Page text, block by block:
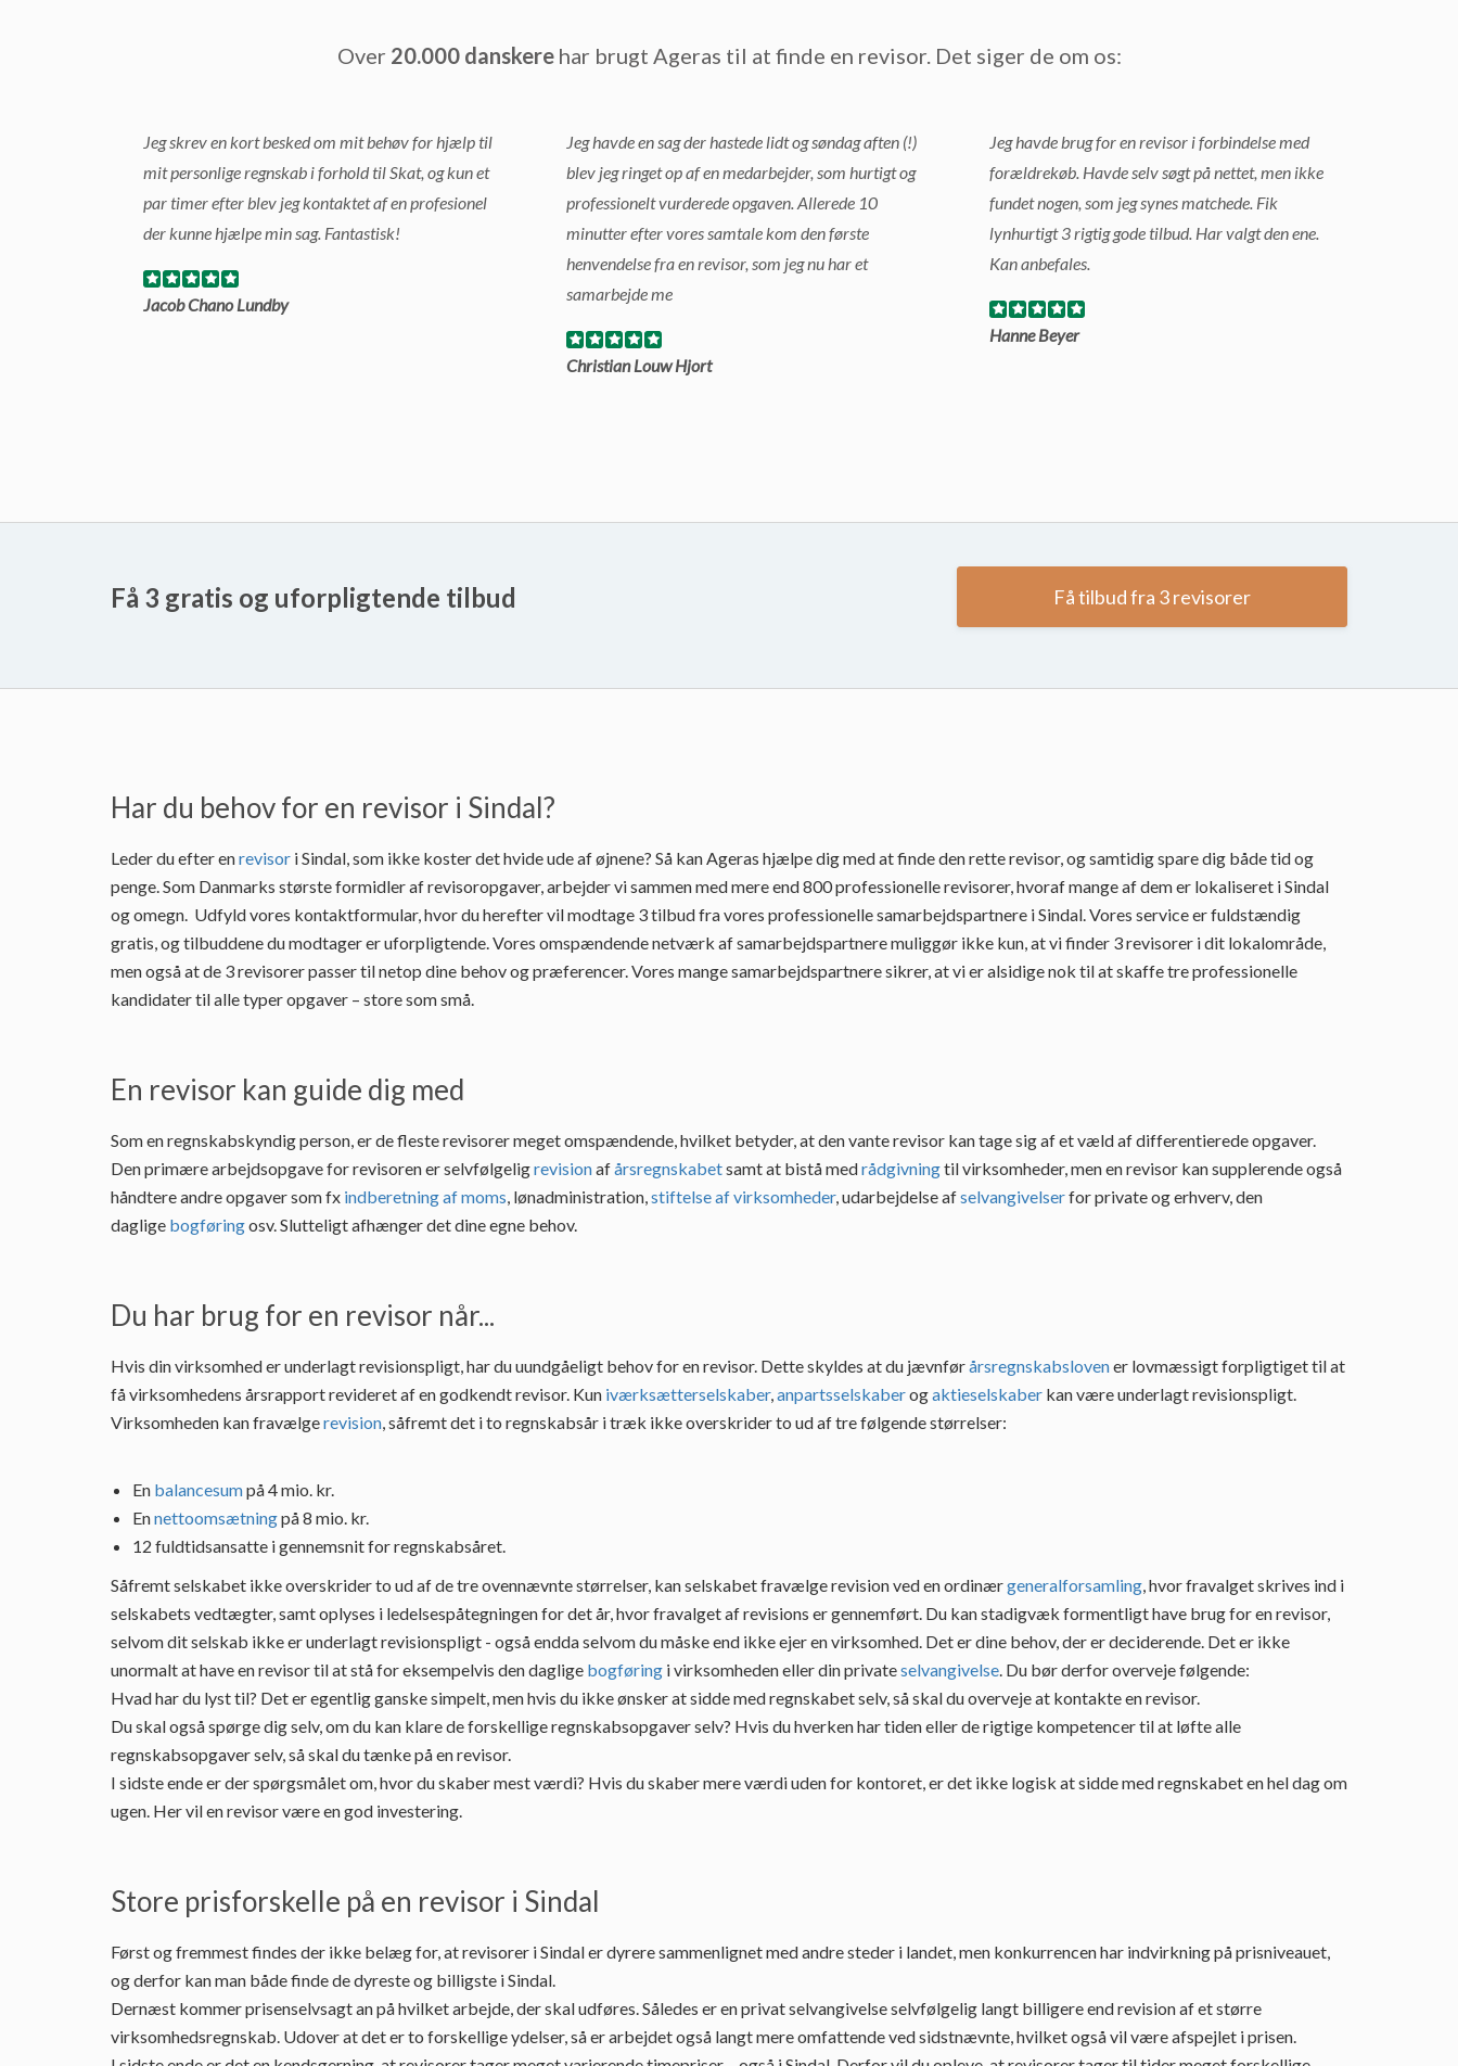
Over 20.000 danskerehar brugt Ageras til at finde en revisor. Det siger de om os:
Jeg skrev en kort besked om mit behøv for hjælp til
mit personlige regnskab i forhold til Skat, og kun et
par timer efter blev jeg kontaktet af en profesionel
der kunne hjælpe min sag. Fantastisk!
Jacob Chano Lundby
Jeg havde en sag der hastede lidt og søndag aften (!)
blev jeg ringet op af en medarbejder, som hurtigt og
professionelt vurderede opgaven. Allerede 10
minutter efter vores samtale kom den første
henvendelse fra en revisor, som jeg nu har et
samarbejde me
Christian Louw Hjort
Jeg havde brug for en revisor i forbindelse med
forældrekøb. Havde selv søgt på nettet, men ikke
fundet nogen, som jeg synes matchede. Fik
lynhurtigt 3 rigtig gode tilbud. Har valgt den ene.
Kan anbefales.
Hanne Beyer
Få 3 gratis og uforpligtende tilbud Få tilbud fra 3 revisorer
Har du behov for en revisor i Sindal?
Leder du efter enrevisor i Sindal, som ikke koster det hvide ude af øjnene? Så kan Ageras hjælpe dig med at finde den rette revisor, og samtidig spare dig både tid og
penge. Som Danmarks største formidler af revisoropgaver, arbejder vi sammen med mere end 800 professionelle revisorer, hvoraf mange af dem er lokaliseret i Sindal
og omegn. Udfyld vores kontaktformular, hvor du herefter vil modtage 3 tilbud fra vores professionelle samarbejdspartnere i Sindal. Vores service er fuldstændig
gratis, og tilbuddene du modtager er uforpligtende. Vores omspændende netværk af samarbejdspartnere muliggør ikke kun, at vi finder 3 revisorer i dit lokalområde,
men også at de 3 revisorer passer til netop dine behov og præferencer. Vores mange samarbejdspartnere sikrer, at vi er alsidige nok til at skaffe tre professionelle
kandidater til alle typer opgaver – store som små.
En revisor kan guide dig med
Som en regnskabskyndig person, er de fleste revisorer meget omspændende, hvilket betyder, at den vante revisor kan tage sig af et væld af differentierede opgaver.
Den primære arbejdsopgave for revisoren er selvfølgeligrevisionafårsregnskabetsamt at bistå medrådgivningtil virksomheder, men en revisor kan supplerende også
håndtere andre opgaver som fx indberetning af moms, lønadministration,stiftelse af virksomheder, udarbejdelse afselvangivelserfor private og erhverv, den
daglige bogføringosv. Slutteligt afhænger det dine egne behov.
Du har brug for en revisor når...
Hvis din virksomhed er underlagt revisionspligt, har du uundgåeligt behov for en revisor. Dette skyldes at du jævnførårsregnskabslovener lovmæssigt forpligtiget til at
få virksomhedens årsrapport revideret af en godkendt revisor. Kun iværksætterselskaber,anpartsselskaberogaktieselskaber kan være underlagt revisionspligt.
Virksomheden kan fravælgerevision, såfremt det i to regnskabsår i træk ikke overskrider to ud af tre følgende størrelser:
En balancesumpå 4 mio. kr.
Ennettoomsætningpå 8 mio. kr.
12 fuldtidsansatte i gennemsnit for regnskabsåret.
Såfremt selskabet ikke overskrider to ud af de tre ovennævnte størrelser, kan selskabet fravælge revision ved en ordinærgeneralforsamling, hvor fravalget skrives ind i
selskabets vedtægter, samt oplyses i ledelsespåtegningen for det år, hvor fravalget af revisions er gennemført. Du kan stadigvæk formentligt have brug for en revisor,
selvom dit selskab ikke er underlagt revisionspligt - også endda selvom du måske end ikke ejer en virksomhed. Det er dine behov, der er deciderende. Det er ikke
unormalt at have en revisor til at stå for eksempelvis den daglige bogføring i virksomheden eller din privateselvangivelse. Du bør derfor overveje følgende:
Hvad har du lyst til? Det er egentlig ganske simpelt, men hvis du ikke ønsker at sidde med regnskabet selv, så skal du overveje at kontakte en revisor.
Du skal også spørge dig selv, om du kan klare de forskellige regnskabsopgaver selv? Hvis du hverken har tiden eller de rigtige kompetencer til at løfte alle
regnskabsopgaver selv, så skal du tænke på en revisor.
I sidste ende er der spørgsmålet om, hvor du skaber mest værdi? Hvis du skaber mere værdi uden for kontoret, er det ikke logisk at sidde med regnskabet en hel dag om
ugen. Her vil en revisor være en god investering.
Store prisforskelle på en revisor i Sindal
Først og fremmest findes der ikke belæg for, at revisorer i Sindal er dyrere sammenlignet med andre steder i landet, men konkurrencen har indvirkning på prisniveauet,
og derfor kan man både finde de dyreste og billigste i Sindal.
Dernæst kommer prisenselvsagt an på hvilket arbejde, der skal udføres. Således er en privat selvangivelse selvfølgelig langt billigere end revision af et større
virksomhedsregnskab. Udover at det er to forskellige ydelser, så er arbejdet også langt mere omfattende ved sidstnævnte, hvilket også vil være afspejlet i prisen.